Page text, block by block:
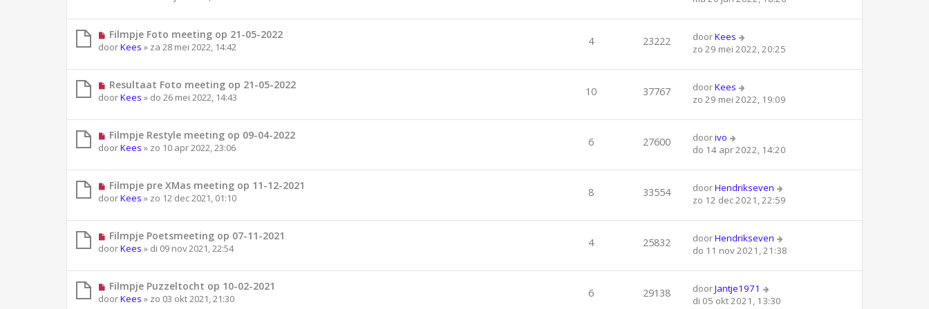
Filmpje Foto meeting op 21-05-2022
doorKees » za 28 mei 2022, 14:42 4 23222 doorKees
zo 29 mei 2022, 20:25
Resultaat Foto meeting op 21-05-2022
doorKees » do 26 mei 2022, 14:43 10 37767 doorKees
zo 29 mei 2022, 19:09
Filmpje Restyle meeting op 09-04-2022
doorKees » zo 10 apr 2022, 23:06 6 27600 doorivo
do 14 apr 2022, 14:20
Filmpje pre XMas meeting op 11-12-2021
doorKees » zo 12 dec 2021, 01:10 8 33554 doorHendrikseven
zo 12 dec 2021, 22:59
Filmpje Poetsmeeting op 07-11-2021
doorKees » di 09 nov 2021, 22:54 4 25832 doorHendrikseven
do 11 nov 2021, 21:38
Filmpje Puzzeltocht op 10-02-2021
doorKees » zo 03 okt 2021, 21:30 6 29138 doorJantje1971
di 05 okt 2021, 13:30